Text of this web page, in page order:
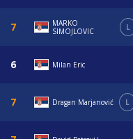
MARKO
SIMOJLOVIC
L
Milan Eric
Dragan Marjanović L